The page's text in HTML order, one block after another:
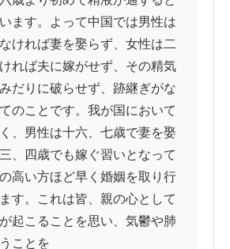
ます。よって中国では男性は
ければ妻を娶らず、女性は二
れば夫に嫁がせず、その精気
だりに破らせず、跡継ぎがな
のことです。我が国において
、男性は十六、七歳で妻を娶
、四歳でも嫁ぐ習いとなって
高い方ほど早く婚姻を取り行
す。これは皆、親の心として
起こることを思い、気鬱や肺
ことを